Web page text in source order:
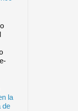
la
de